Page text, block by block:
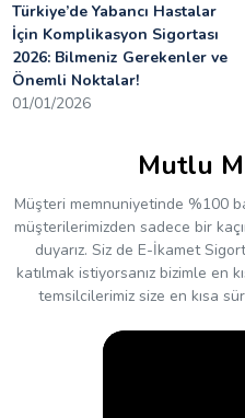
Türkiye’de Yabancı Hastalar
İçin Komplikasyon Sigortası
2026: Bilmeniz Gerekenler ve
Önemli Noktalar!
01/01/2026
Mutlu
Müşteri memnuniyetinde %100
müşterilerimizden sadece bir
duyarız. Siz de E-İkamet
katılmak istiyorsanız bizimle en
temsilcilerimiz size en kısa